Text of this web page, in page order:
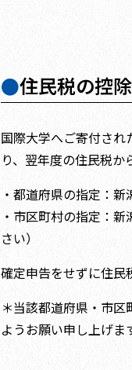
●住民税の控
国際大学へご寄付さ
り、翌年度の住民税か
・都道府県の指定：新
・市区町村の指定：
さい）
確定申告をせずに住民
＊当該都道府県・市
ようお願い申し上げま